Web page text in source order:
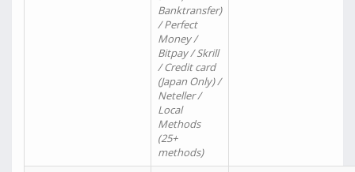
Banktransfer)
/ Perfect
Money /
Bitpay / Skrill
/ Credit card
(Japan Only) /
Neteller /
Local
Methods
(25+
methods)